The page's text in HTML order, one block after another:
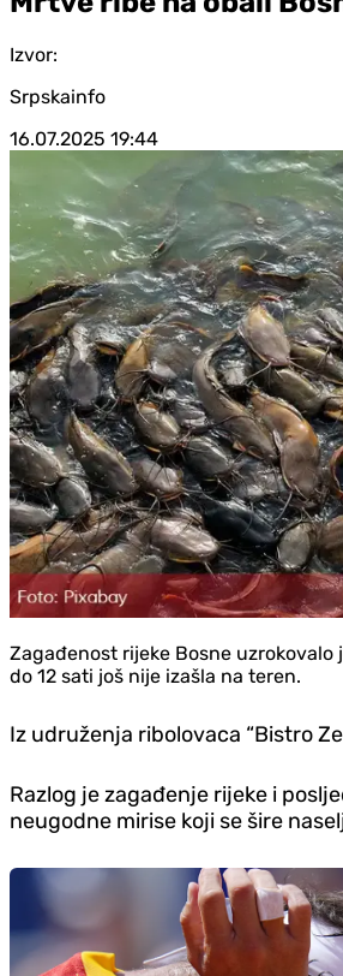
Izvor:
Srpskainfo
16.07.2025 19:44
Zagađenost rijeke Bosne
do 12 sati još nije izašla na teren.
Iz udruženja ribolovaca “Bistro
Razlog je zagađenje rijeke i
neugodne mirise koji se šire